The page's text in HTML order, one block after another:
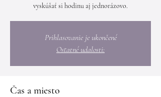
vyskúšať si hodinu aj jednorázovo.
Prihlasovanie je ukončené
Ostatné udalosti:
Čas a miesto